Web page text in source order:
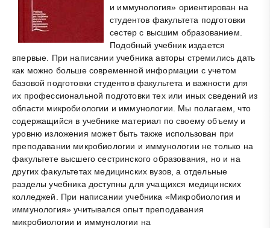
и иммунология» ориентирован на
студентов факультета подготовки
сестер с высшим образованием.
Подобный учебник издается
впервые. При написании учебника авторы стремились дать
как можно больше современной информации с учетом
базовой подготовки студентов факультета и важности для
их профессиональной подготовки тех или иных сведений из
области микробиологии и иммунологии. Мы полагаем, что
содержащийся в учебнике материал по своему объему и
уровню изложения может быть также использован при
преподавании микробиологии и иммунологии не только на
факультете высшего сестринского образования, но и на
других факультетах медицинских вузов, а отдельные
разделы учебника доступны для учащихся медицинских
колледжей. При написании учебника «Микробиология и
иммунология» учитывался опыт преподавания
микробиологии и иммунологии на